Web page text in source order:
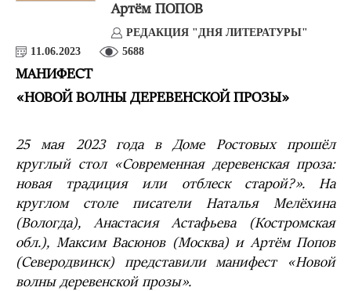
Артём ПОПОВ
РЕДАКЦИЯ "ДНЯ ЛИТЕРАТУРЫ"
11.06.2023
5688
МАНИФЕСТ
«НОВОЙ ВОЛНЫ ДЕРЕВЕНСКОЙ ПРОЗЫ»
25 мая 2023 года в Доме Ростовых прошёл
круглый стол «Современная деревенская проза:
новая традиция или отблеск старой?». На
круглом столе писатели Наталья Мелёхина
(Вологда), Анастасия Астафьева (Костромская
обл.), Максим Васюнов (Москва) и Артём Попов
(Северодвинск) представили манифест «Новой
волны деревенской прозы».